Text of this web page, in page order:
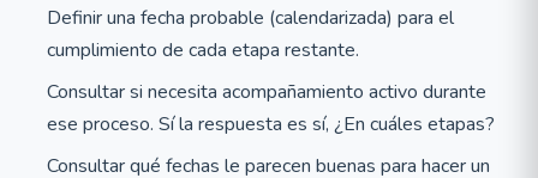
Definir una fecha probable (calendarizada) para el
cumplimiento de cada etapa restante.
Consultar si necesita acompañamiento activo durante
ese proceso. Sí la respuesta es sí, ¿En cuáles etapas?
Consultar qué fechas le parecen buenas para hacer un